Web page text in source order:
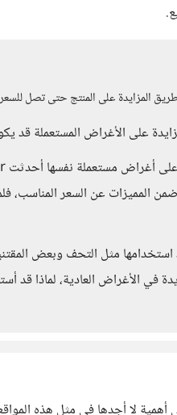
طريق المزايدة على المنتج حتى تصل
على الأغراض المستعملة قد
عن السعر المناسب،
استخدامها مثل التحف وبعض
في الأغراض العادية، لماذا قد